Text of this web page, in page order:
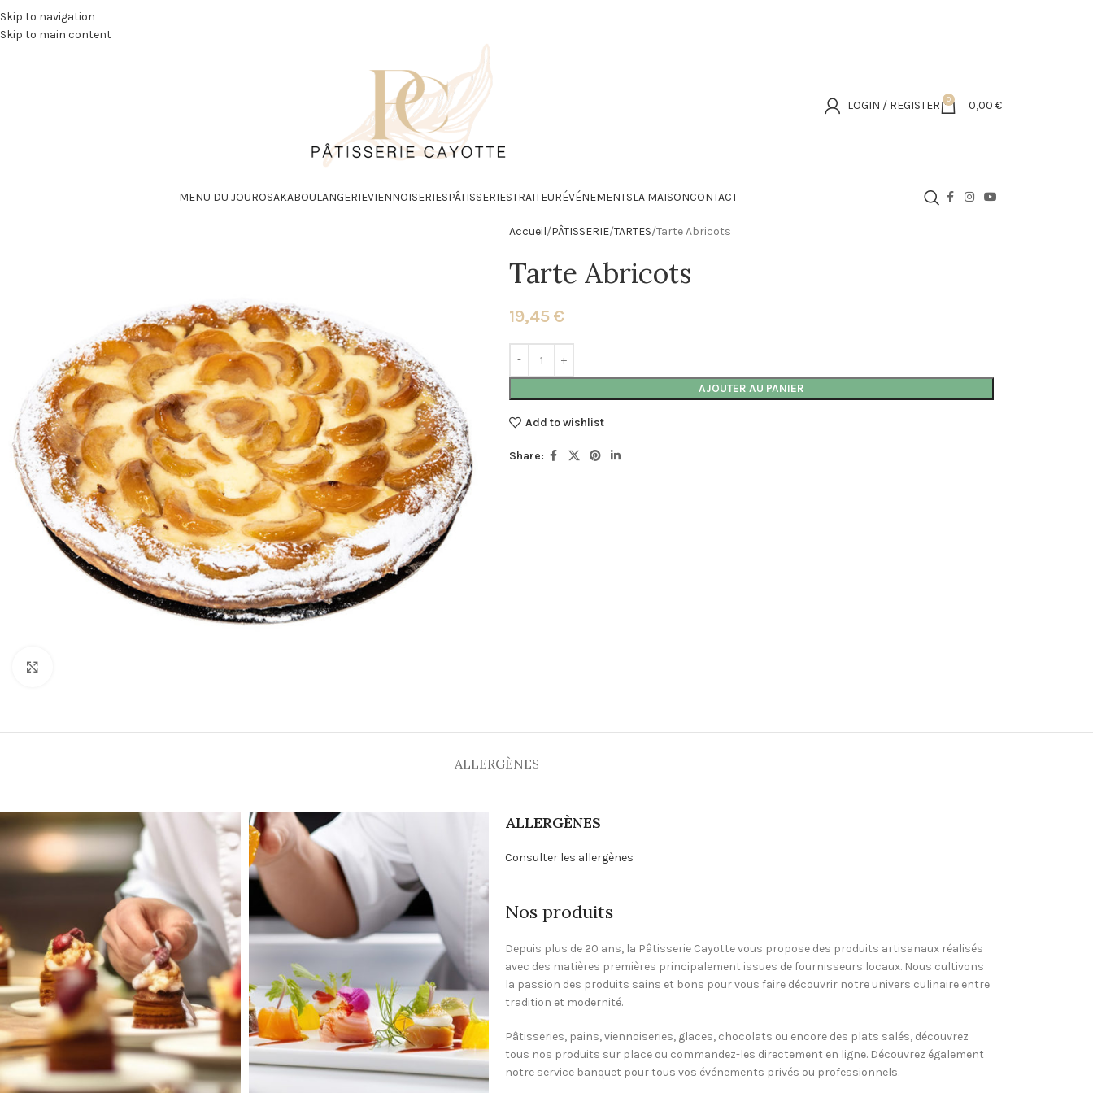
Skip to navigation
Skip to main content
LOGIN / REGISTER 0 0,00 €
MENU DU JOUROSAKABOULANGERIEVIENNOISERIESPÂTISSERIESTRAITEURÉVÉNEMENTSLA MAISONCONTACT
Accueil PÂTISSERIE TARTES Tarte Abricots
Tarte Abricots
19,45 €
AJOUTER AU PANIER
Add to wishlist
Share:
ALLERGÈNES
ALLERGÈNES
Consulter les allergènes
Nos produits
Depuis plus de 20 ans, la Pâtisserie Cayotte vous propose des produits artisanaux réalisés
avec des matières premières principalement issues de fournisseurs locaux. Nous cultivons
la passion des produits sains et bons pour vous faire découvrir notre univers culinaire entre
tradition et modernité.
Pâtisseries, pains, viennoiseries, glaces, chocolats ou encore des plats salés, découvrez
tous nos produits sur place ou commandez-les directement en ligne. Découvrez également
notre service banquet pour tous vos événements privés ou professionnels.